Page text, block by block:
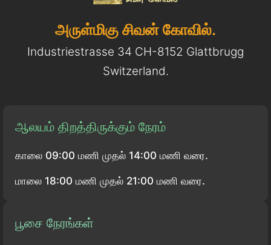
அருள்மிகு சிவன் கோவில்.
Industriestrasse 34 CH-8152 Glattbrugg
Switzerland.
ஆலயம் திறத்திருக்கும் நேரம்
காலை 09:00 மணி முதல் 14:00 மணி வரை.
மாலை 18:00 மணி முதல் 21:00 மணி வரை.
பூசை நேரங்கள்